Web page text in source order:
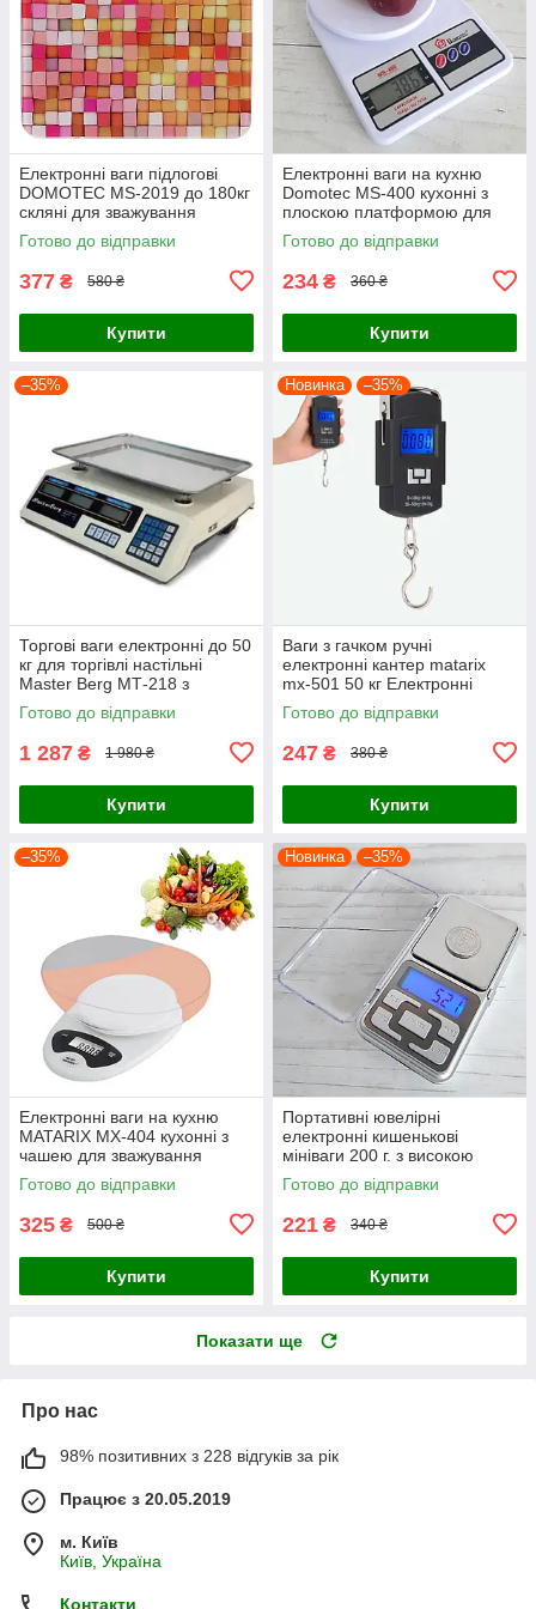
Електронні ваги підлогові
DOMOTEC MS-2019 до 180кг
скляні для зважування
людини
Готово до відправки
377 ₴ 580 ₴
Купити
Електронні ваги на кухню
Domotec MS-400 кухонні з
плоскою платформою для
зважування продуктів до 10 кг
Готово до відправки
234 ₴ 360 ₴
Купити
–35%
Торгові ваги електронні до 50
кг для торгівлі настільні
Master Berg МТ-218 з
лічильником ціни
Готово до відправки
1 287 ₴ 1 980 ₴
Купити
Новинка –35%
Ваги з гачком ручні
електронні кантер matarix
mx-501 50 кг Електронні
кухонні портативні ваги
Готово до відправки
247 ₴ 380 ₴
Купити
–35%
Електронні ваги на кухню
MATARIX MX-404 кухонні з
чашею для зважування
продуктів до 7 кг
Готово до відправки
325 ₴ 500 ₴
Купити
Новинка –35%
Портативні ювелірні
електронні кишенькові
мініваги 200 г. з високою
точністю настільні
Готово до відправки
221 ₴ 340 ₴
Купити
Показати ще
Про нас
98% позитивних з 228 відгуків за рік
Працює з 20.05.2019
м. Київ
Київ, Україна
Контакти